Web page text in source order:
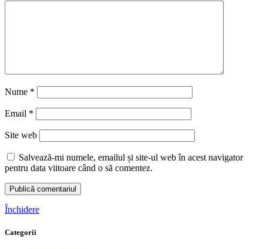
Nume *
Email *
Site web
Salvează-mi numele, emailul și site-ul web în acest navigator
pentru data viitoare când o să comentez.
Închidere
Categorii